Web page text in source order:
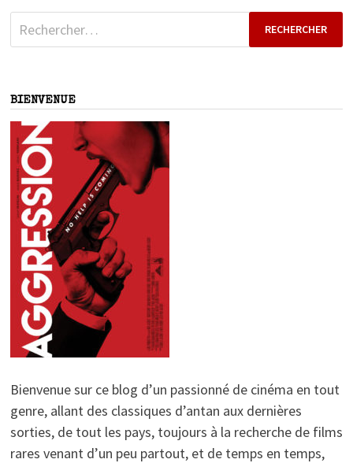
Rechercher :
BIENVENUE
Bienvenue sur ce blog d’un passionné de cinéma en tout
genre, allant des classiques d’antan aux dernières
sorties, de tout les pays, toujours à la recherche de films
rares venant d’un peu partout, et de temps en temps,